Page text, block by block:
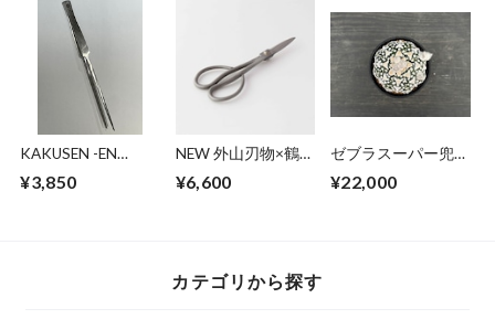
KAKUSEN -EN
long nose
¥3,850
NEW 外山刃物×鶴仙
キ鋏 (short)
¥6,600
ゼブラスーパー兜
¥22,000
カテゴリから探す